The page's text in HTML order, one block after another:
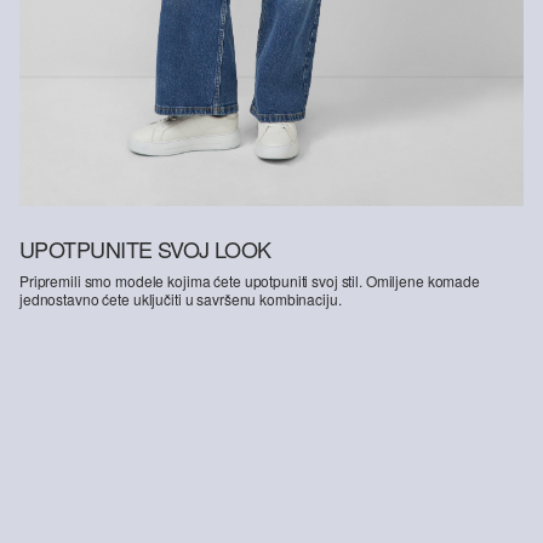
UPOTPUNITE SVOJ LOOK
Pripremili smo modele kojima ćete upotpuniti svoj stil. Omiljene komade
jednostavno ćete uključiti u savršenu kombinaciju.